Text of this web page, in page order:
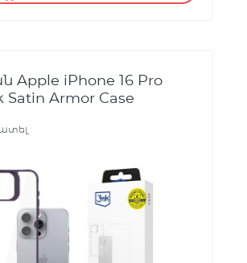
iPhone 16 Pro
Satin Armor Case